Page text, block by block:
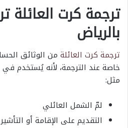
ترجمة كرت العائلة
بالرياض
ترجمة كرت العائلة من الوثائق
خاصة عند الترجمة، لأنه يُستخدم
مثل:
لمّ الشمل العائلي
التقديم على الإقامة أو